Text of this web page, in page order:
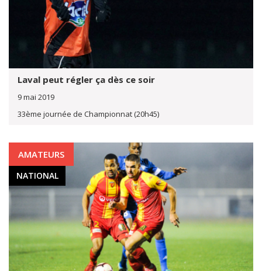
Laval peut régler ça dès ce soir
9 mai 2019
33ème journée de Championnat (20h45)
AMATEURS
NATIONAL